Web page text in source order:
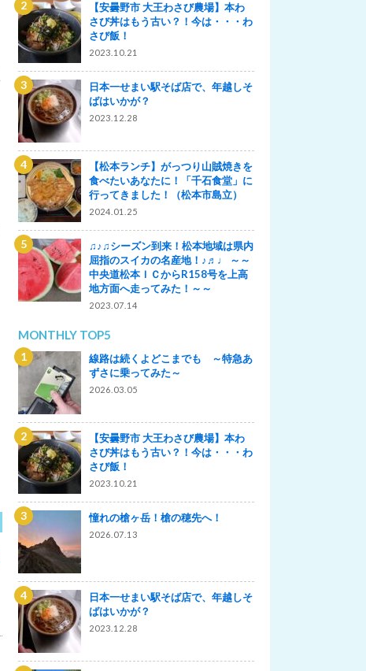
【安曇野市 大王わさび農場】本わ
さび丼はもう古い？！今は・・・わ
さび飯！
2023.10.21
日本一せまい駅そば店で、年越しそ
ばはいかが？
2023.12.28
【松本ランチ】がっつり山賊焼きを
食べたいあなたに！「千石食堂」に
行ってきました！（松本市島立）
2024.01.25
♫♪♫シーズン到来！松本地域は県内
屈指のスイカの名産地！♪♬♩ ～～
中央道松本ＩＣからR158号を上高
地方面へ走ってみた！～～
2023.07.14
MONTHLY TOP5
線路は続くよどこまでも ～特急あ
ずさに乗ってみた～
2026.03.05
【安曇野市 大王わさび農場】本わ
さび丼はもう古い？！今は・・・わ
さび飯！
2023.10.21
憧れの槍ヶ岳！槍の穂先へ！
2026.07.13
日本一せまい駅そば店で、年越しそ
ばはいかが？
2023.12.28